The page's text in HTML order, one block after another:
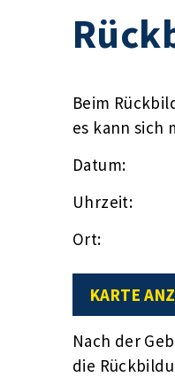
Beim
es kann sich
Datum:
Uhrzeit:
Ort:
KARTE
Nach der
die